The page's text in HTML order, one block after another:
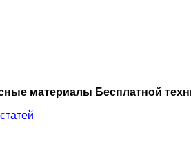
материалы Бесплатной